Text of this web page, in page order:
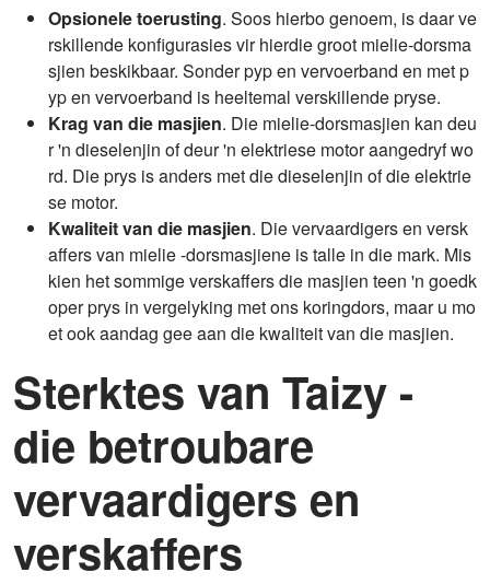
Opsionele toerusting. Soos hierbo genoem, is daar ve
rskillende konfigurasies vir hierdie groot mielie-dorsma
sjien beskikbaar. Sonder pyp en vervoerband en met p
yp en vervoerband is heeltemal verskillende pryse.
Krag van die masjien. Die mielie-dorsmasjien kan deu
r 'n dieselenjin of deur 'n elektriese motor aangedryf wo
rd. Die prys is anders met die dieselenjin of die elektrie
se motor.
Kwaliteit van die masjien. Die vervaardigers en versk
affers van mielie -dorsmasjiene is talle in die mark. Mis
kien het sommige verskaffers die masjien teen 'n goedk
oper prys in vergelyking met ons koringdors, maar u mo
et ook aandag gee aan die kwaliteit van die masjien.
Sterktes van Taizy -
die betroubare
vervaardigers en
verskaffers